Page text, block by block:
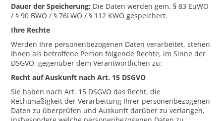
Dauer der Speicherung: Die Daten werden gem. § 83 EuWO
/ § 90 BWO / § 76LWO / § 112 KWO gespeichert.
Ihre Rechte
Werden Ihre personenbezogenen Daten verarbeitet, stehen
Ihnen als betroffene Person folgende Rechte, im Sinne der
DSGVO, gegenüber dem Verantwortlichen zu:
Recht auf Auskunft nach Art. 15 DSGVO
Sie haben nach Art. 15 DSGVO das Recht, die
Rechtmäßigkeit der Verarbeitung Ihrer personenbezogenen
Daten zu überprüfen und Auskunft darüber zu verlangen,